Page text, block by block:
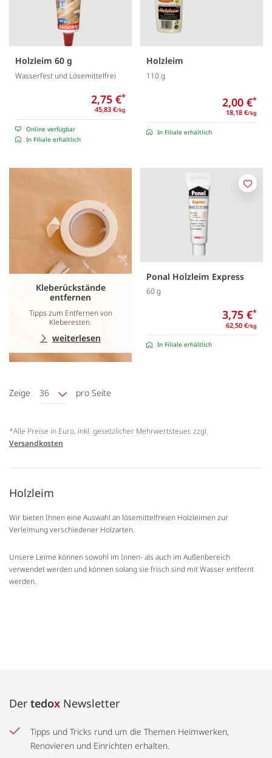
Holzleim 60 g
Wasserfest und Lösemittelfrei
2,75 €*
45,83 €/kg
Online verfügbar
In Filiale erhältlich
Holzleim
110 g
2,00 €*
18,18 €/kg
In Filiale erhältlich
Kleberückstände
entfernen
Tipps zum Entfernen von
Kleberesten.
weiterlesen
Ponal Holzleim Express
60 g
3,75 €*
62,50 €/kg
In Filiale erhältlich
Zeige 36 pro Seite
*Alle Preise in Euro, inkl. gesetzlicher Mehrwertsteuer, zzgl.
Versandkosten
Holzleim
Wir bieten Ihnen eine Auswahl an lösemittelfreien Holzleimen zur
Verleimung verschiedener Holzarten.
Unsere Leime können sowohl im Innen- als auch im Außenbereich
verwendet werden und können solang sie frisch sind mit Wasser entfernt
werden.
Der tedox Newsletter
Tipps und Tricks rund um die Themen Heimwerken,
Renovieren und Einrichten erhalten.